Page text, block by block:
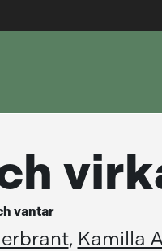
vantar
, Kamilla